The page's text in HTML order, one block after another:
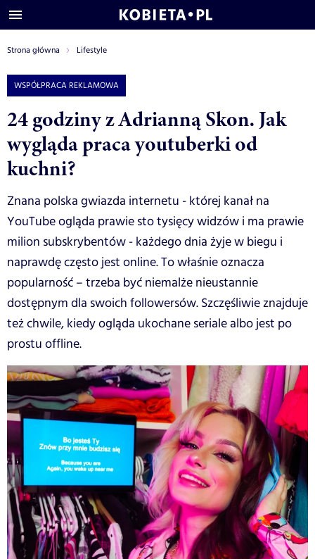
Strona główna Lifestyle
WSPÓŁPRACA REKLAMOWA
24 godziny z Adrianną Skon. Jak
wygląda praca youtuberki od
kuchni?
Znana polska gwiazda internetu - której kanał na
YouTube ogląda prawie sto tysięcy widzów i ma prawie
milion subskrybentów - każdego dnia żyje w biegu i
naprawdę często jest online. To właśnie oznacza
popularność – trzeba być niemalże nieustannie
dostępnym dla swoich followersów. Szczęśliwie znajduje
też chwile, kiedy ogląda ukochane seriale albo jest po
prostu offline.